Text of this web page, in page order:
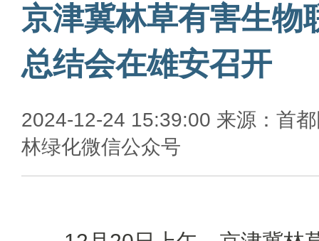
京津冀林草有害生物
总结会在雄安召开
2024-12-24 15:39:00 来源：首
林绿化微信公众号